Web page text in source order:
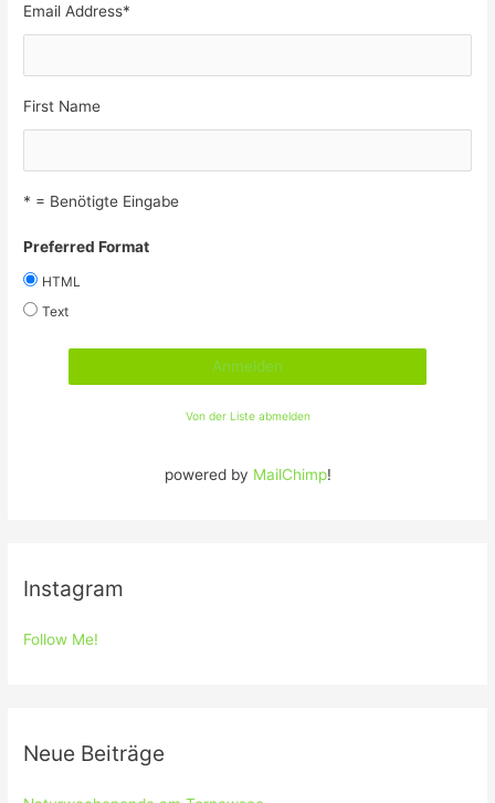
Email Address*
First Name
* = Benötigte Eingabe
Preferred Format
HTML
Text
Von der Liste abmelden
powered by MailChimp!
Instagram
Follow Me!
Neue Beiträge